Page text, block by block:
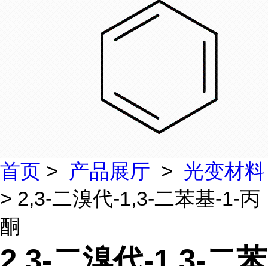
首页 > 产品展厅 > 光变材料
> 2,3-二溴代-1,3-二苯基-1-丙
酮